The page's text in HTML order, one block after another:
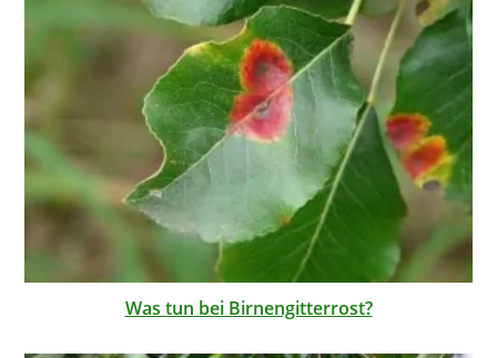
Was tun bei Birnengitterrost?